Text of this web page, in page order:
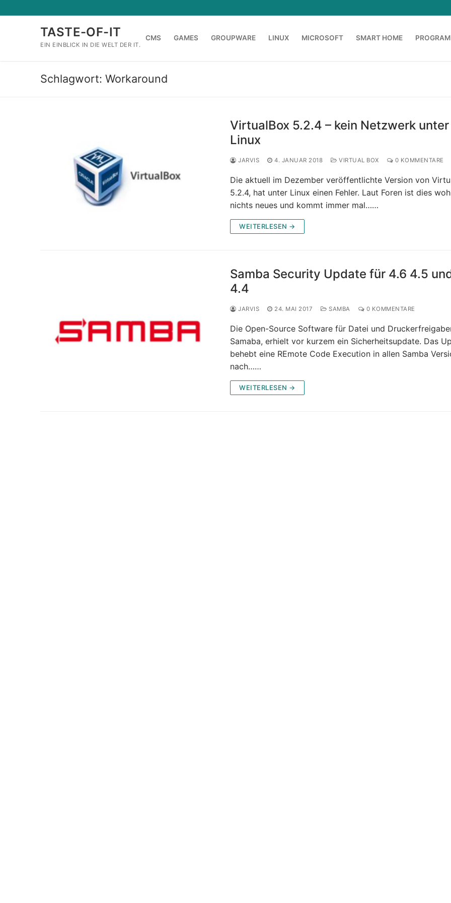
Inhalt
TASTE-OF-IT
EIN EINBLICK IN DIE WELT DER IT.
CMS GAMES GROUPWARE LINUX MICROSOFT SMART HOME
Schlagwort: Workaround
VirtualBox 5.2.4 – kein Netzwerk unter
Linux
JARVIS 4. JANUAR 2018 VIRTUAL BOX 0 KOMMENTARE
Die aktuell im Dezember veröffentlichte Version von
5.2.4, hat unter Linux einen Fehler. Laut Foren ist dies
nichts neues und kommt immer mal……
WEITERLESEN →
Samba Security Update für 4.6 4.5
4.4
JARVIS 24. MAI 2017 SAMBA 0 KOMMENTARE
Die Open-Source Software für Datei und
Samaba, erhielt vor kurzem ein Sicherheitsupdate. Das
behebt eine REmote Code Execution in allen Samba
nach……
WEITERLESEN →